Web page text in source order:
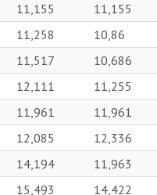
11,155 11,155
11,258 10,86
11,517 10,686
12,111 11,255
11,961 11,961
12,085 12,336
14,194 11,963
15,493 14,422